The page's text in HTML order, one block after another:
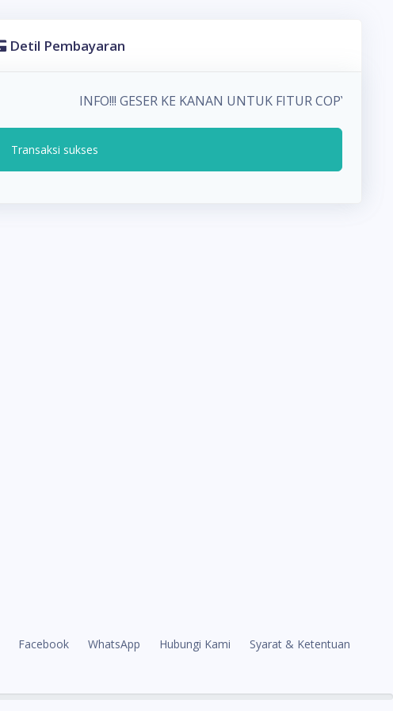
Detil Pembayaran
INFO!!! GESER KE KANAN UNTUK FITUR COPY
Transaksi sukses
Facebook WhatsApp Hubungi Kami Syarat & Ketentuan